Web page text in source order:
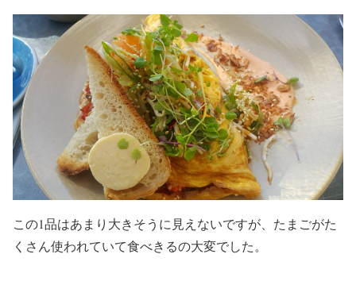
この1品はあまり大きそうに見えないですが、たまごがた
くさん使われていて食べきるの大変でした。